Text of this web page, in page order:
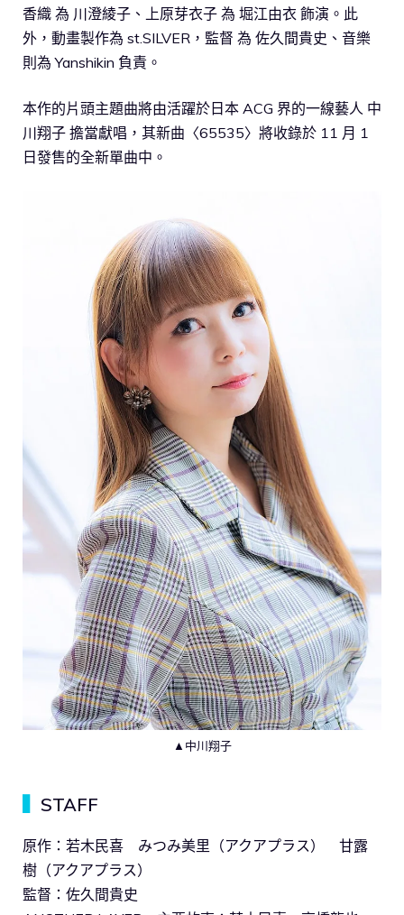
香織 為 川澄綾子、上原芽衣子 為 堀江由衣 飾演。此
外，動畫製作為 st.SILVER，監督 為 佐久間貴史、音樂
則為 Yanshikin 負責。
本作的片頭主題曲將由活躍於日本 ACG 界的一線藝人 中
川翔子 擔當獻唱，其新曲〈65535〉將收錄於 11 月 1
日發售的全新單曲中。
▲中川翔子
STAFF
原作：若木民喜 みつみ美里（アクアプラス） 甘露
樹（アクアプラス）
監督：佐久間貴史